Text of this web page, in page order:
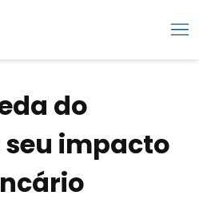
do
seu impacto